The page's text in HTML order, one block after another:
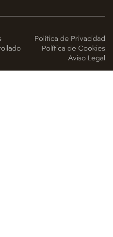
Política de Privacidad
Política de Cookies
Aviso Legal